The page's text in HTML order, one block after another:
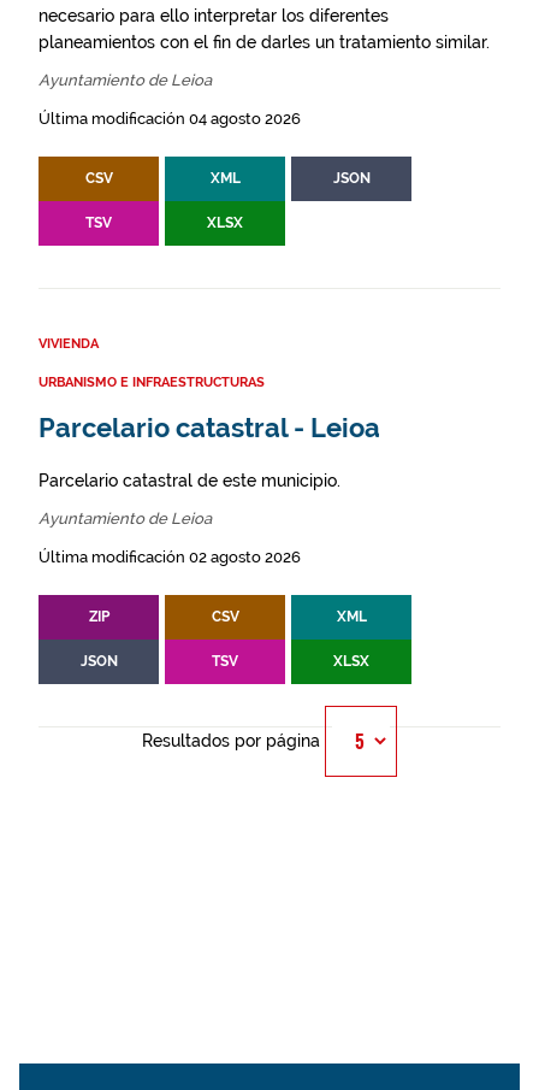
necesario para ello interpretar los diferentes
planeamientos con el fin de darles un tratamiento similar.
Ayuntamiento de Leioa
Última modificación 04 agosto 2026
CSV XML JSON
TSV XLSX
VIVIENDA
URBANISMO E INFRAESTRUCTURAS
Parcelario catastral - Leioa
Parcelario catastral de este municipio.
Ayuntamiento de Leioa
Última modificación 02 agosto 2026
ZIP CSV XML
JSON TSV XLSX
Resultados por página